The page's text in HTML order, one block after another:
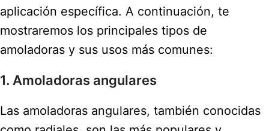
aplicación específica. A continuación, te
mostraremos los principales tipos de
amoladoras y sus usos más comunes:
1. Amoladoras angulares
Las amoladoras angulares, también conocidas